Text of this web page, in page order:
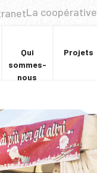
La coopérative
Qui
sommes-
nous
Projets